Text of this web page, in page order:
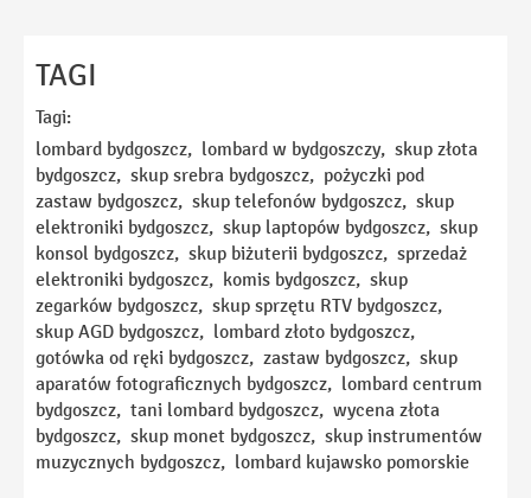
E-mail
Telefon
Temat
Wiadomość
TAGI
Tagi:
lombard bydgoszcz, lombard w bydgoszczy, skup złota
bydgoszcz, skup srebra bydgoszcz, pożyczki pod
zastaw bydgoszcz, skup telefonów bydgoszcz, skup
elektroniki bydgoszcz, skup laptopów bydgoszcz, skup
konsol bydgoszcz, skup biżuterii bydgoszcz, sprzedaż
elektroniki bydgoszcz, komis bydgoszcz, skup
zegarków bydgoszcz, skup sprzętu RTV bydgoszcz,
skup AGD bydgoszcz, lombard złoto bydgoszcz,
gotówka od ręki bydgoszcz, zastaw bydgoszcz, skup
aparatów fotograficznych bydgoszcz, lombard centrum
bydgoszcz, tani lombard bydgoszcz, wycena złota
bydgoszcz, skup monet bydgoszcz, skup instrumentów
muzycznych bydgoszcz, lombard kujawsko pomorskie